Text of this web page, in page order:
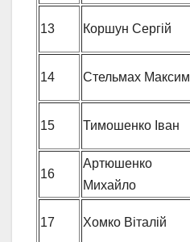
13 Коршун Сергій
14 Стельмах Максим
15 Тимошенко Іван
16
Артюшенко
Михайло
17 Хомко Віталій